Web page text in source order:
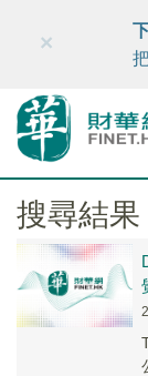
財華智庫
×
搜尋結果